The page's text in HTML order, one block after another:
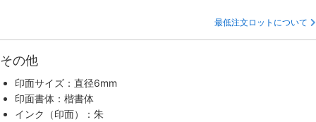
最低注文ロットについて
その他
印面サイズ：直径6mm
印面書体：楷書体
インク（印面）：朱